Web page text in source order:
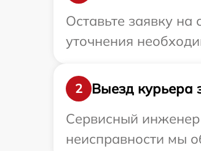
Оставьте заявку
уточнения
2
Выезд курьера
Сервисный инженер
неисправности мы